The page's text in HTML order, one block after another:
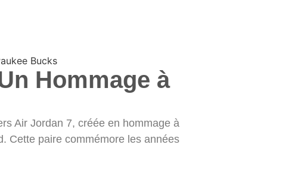
Hommage à
Air Jordan 7, créée en hommage à
Cette paire commémore les années